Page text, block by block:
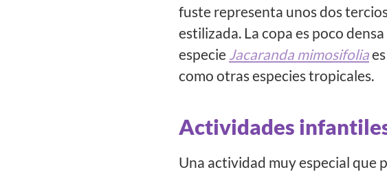
fuste representa unos dos
estilizada. La copa es poco
especie Jacaranda mimosifolia
como otras especies tropicales.
Actividades
Una actividad muy especial que